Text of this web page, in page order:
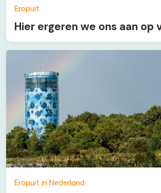
Eropuit
Hier ergeren we ons aan op
Eropuit in Nederland